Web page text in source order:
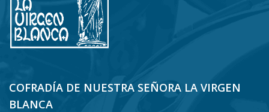
COFRADÍA DE NUESTRA SEÑORA LA VIRGEN
BLANCA